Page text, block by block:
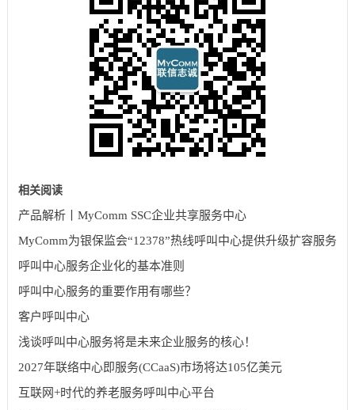
相关阅读
产品解析丨MyComm SSC企业共享服务中心
MyComm为银保监会“12378”热线呼叫中心提供升级扩容服务
呼叫中心服务企业化的基本准则
呼叫中心服务的重要作用有哪些？
客户呼叫中心
浅谈呼叫中心服务将是未来企业服务的核心！
2027年联络中心即服务(CCaaS)市场将达105亿美元
互联网+时代的养老服务呼叫中心平台